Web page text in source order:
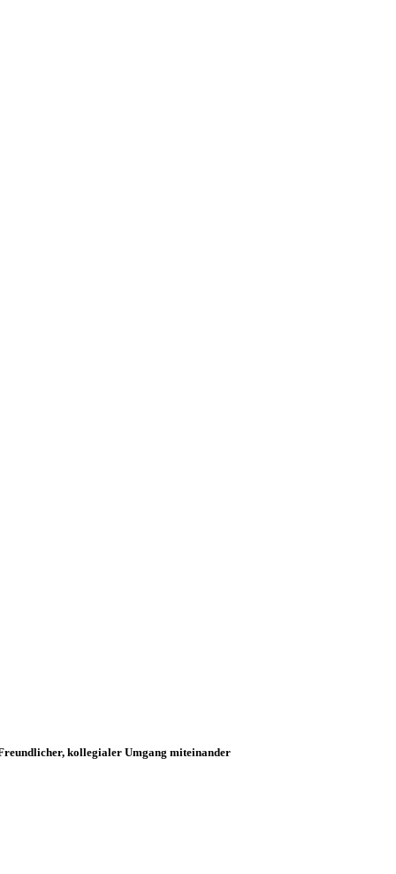
kollegialer Umgang miteinander